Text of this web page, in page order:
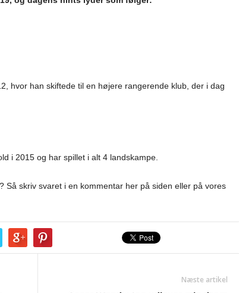
hvor han skiftede til en højere rangerende klub, der i dag
i 2015 og har spillet i alt 4 landskampe.
Så skriv svaret i en kommentar her på siden eller på vores
Næste artikel